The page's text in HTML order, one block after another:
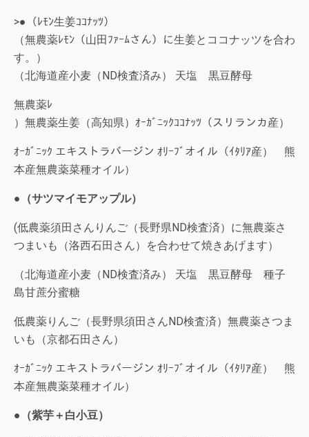
>●（ﾚﾓﾝ生姜ｺｺﾅｯﾂ）
（無農薬ﾚﾓﾝ（山田ﾌｧｰﾑさん）に生姜とココナッツを合わ
す。）
（北海道産小麦（ND検査済み） 天塩 黒豆酵母
無農薬ﾚ
）無農薬生姜（高知県）ｵｰｶﾞﾆｯｸｺｺﾅｯﾂ（スリランカ産）
ｵｰｶﾞﾆｯｸ エキストラバージン ｵﾘｰﾌﾞオイル（ｲﾀﾘｱ産） 熊
本産無農薬菜種オイル）
●（サツマイモアップル）
(低農薬須田さんりんご（長野県ND検査済）に無農薬さ
つまいも（洛西石田さん）を合わせて焼きあげます）
（北海道産小麦（ND検査済み） 天塩 黒豆酵母 種子
島甘蔗分蜜糖
低農薬りんご（長野県須田さんND検査済）無農薬さつま
いも（京都石田さん）
ｵｰｶﾞﾆｯｸ エキストラバージン ｵﾘｰﾌﾞオイル（ｲﾀﾘｱ産） 熊
本産無農薬菜種オイル）
●（紫芋＋白小豆）